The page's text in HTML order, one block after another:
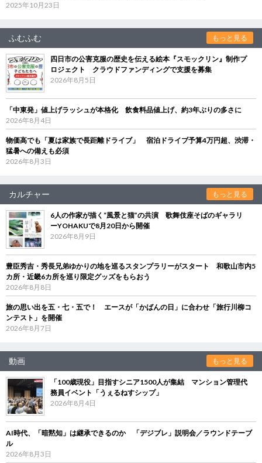
2025年10月23日
ふむふむ もっと見る
四日市の公害克服の歴史を伝える絵本『スモックリン』制作プ
ロジェクト クラウドファンディングで支援を募集
2026年8月5日
「中東発」値上げラッシュが本格化 飲食料品値上げ、約3年ぶりの多さに
2026年8月4日
物価高でも「夏は家族で長距離ドライブ」 宿泊ドライブ予算4万円超、渋滞・
猛暑への備えも必須
2026年8月3日
カルチャー もっと見る
6人の作家が描く“風景と猫”の共演 歌舞伎座そばのギャラリ
ーYOHAKUで8月20日から開催
2026年8月9日
豊臣秀吉・秀長兄弟ゆかりの地を巡るスタンプラリーがスタート 和歌山市内5
カ所・近畿6カ所を巡り限定グッズをもらおう
2026年8月8日
旅の思い出を五・七・五で！ エースが「かばんの日」に合わせ「旅行川柳コ
ンテスト」を開催
2026年8月7日
動画 もっと見る
「100歳現役」目指すシニア1500人が集結 マンション管理代
務員イベント「うぇるねすシップ」
2026年8月4日
AI時代、「暗黙知」は継承できるのか 「デジブレ」説明会／ラウンドテーブ
ル
2026年8月3日